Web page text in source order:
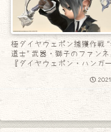
極ダイヤウェポン捕獲作戦
道士” 武器・獅子のファンネ
『ダイヤウェポン・ハンガー